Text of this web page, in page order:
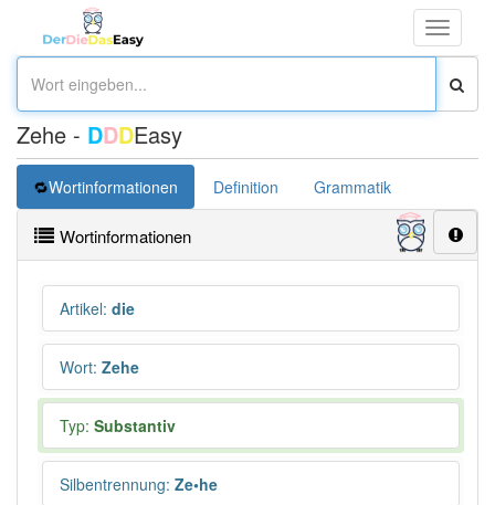
Toggle
Zehe - DDDEasy
Wortinformationen Definition Grammatik
Wortinformationen
Artikel: die
Wort: Zehe
Typ: Substantiv
Silbentrennung: Ze•he